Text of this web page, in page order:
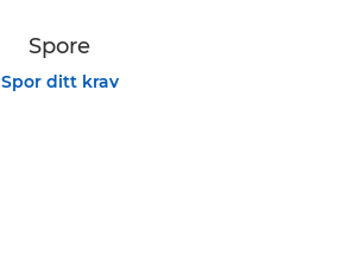
Spore
Spor ditt krav